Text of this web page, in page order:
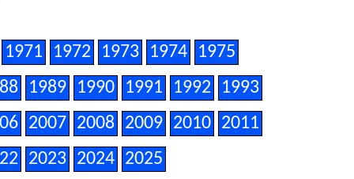
WA636R/GAN
WA637R/57/GBV
1971 1972 1973 1974
1975
1989 1990 1991 1992
1993
2007 2008 2009 2010 2011
2023 2024 2025